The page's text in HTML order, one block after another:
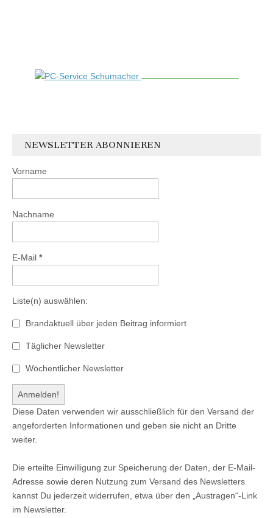
NEWSLETTER ABONNIEREN
Vorname
Nachname
E-Mail *
Liste(n) auswählen:
Brandaktuell über jeden Beitrag informiert
Täglicher Newsletter
Wöchentlicher Newsletter
Diese Daten verwenden wir ausschließlich für den Versand der
angeforderten Informationen und geben sie nicht an Dritte
weiter.
Die erteilte Einwilligung zur Speicherung der Daten, der E-Mail-
Adresse sowie deren Nutzung zum Versand des Newsletters
kannst Du jederzeit widerrufen, etwa über den „Austragen“-Link
im Newsletter.